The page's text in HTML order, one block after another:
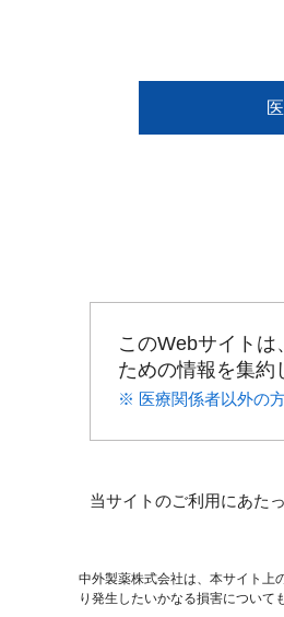
このWebサイトは、
ための情報を集約
※ 医療関係者以外の
当サイトのご利用にあたっ
中外製薬株式会社は、本サイト上
り発生したいかなる損害について